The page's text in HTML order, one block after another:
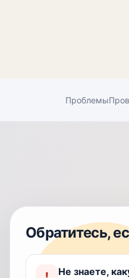
Проблемы
Обратитесь,
! Не знаете,